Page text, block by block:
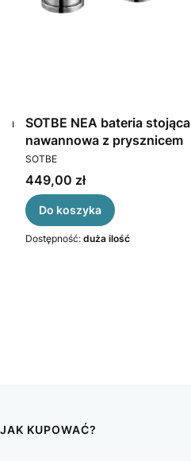
SOTBE NEA bateria
nawannowa z prysznicem
PRODUCENT
SOTBE
Cena
449,00 zł
Do koszyka
Dostępność: duża ilość
JAK KUPOWAĆ?